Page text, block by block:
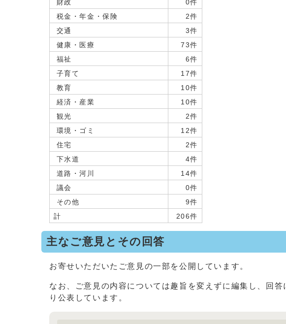
財政
0件
税金・年金・保険
2件
交通
3件
健康・医療
73件
福祉
6件
子育て
17件
教育
10件
経済・産業
10件
観光
2件
環境・ゴミ
12件
住宅
2件
下水道
4件
道路・河川
14件
議会
0件
その他
9件
計
206件
主なご意見とその回答
お寄せいただいたご意見の一部を公開しています。
なお、ご意見の内容については趣旨を変えずに編集し、回
り公表しています。